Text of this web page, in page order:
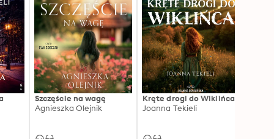
Szczęście na wagę
Agnieszka Olejnik
Kręte drogi do Wiklińca
Joanna Tekieli